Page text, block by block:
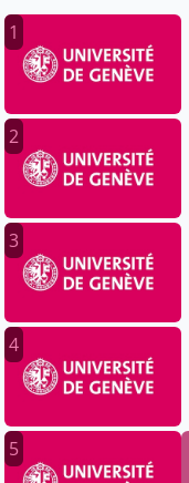
1
2
3
4
5